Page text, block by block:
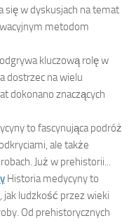
się w dyskusjach na temat
metodom
kluczową rolę w
dostrzec na wielu
dokonano znaczących
to fascynująca podróż
ale także
Już w prehistorii...
Historia medycyny to
jak ludzkość przez wieki
Od prehistorycznych